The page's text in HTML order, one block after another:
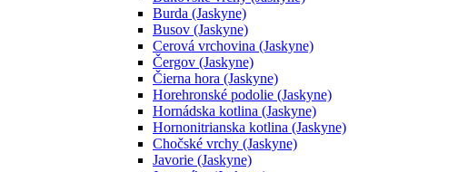
Burda (Jaskyne)
Busov (Jaskyne)
Cerová vrchovina (Jaskyne)
Čergov (Jaskyne)
Čierna hora (Jaskyne)
Horehronské podolie (Jaskyne)
Hornádska kotlina (Jaskyne)
Hornonitrianska kotlina (Jaskyne)
Chočské vrchy (Jaskyne)
Javorie (Jaskyne)